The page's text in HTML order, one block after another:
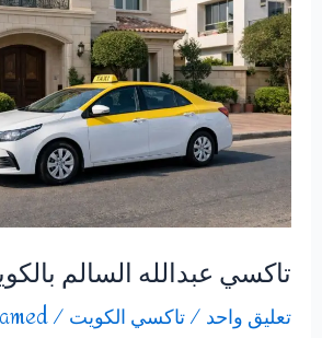
تاكسي عبدالله السالم
تعليق واحد/تاكسي الكويت/